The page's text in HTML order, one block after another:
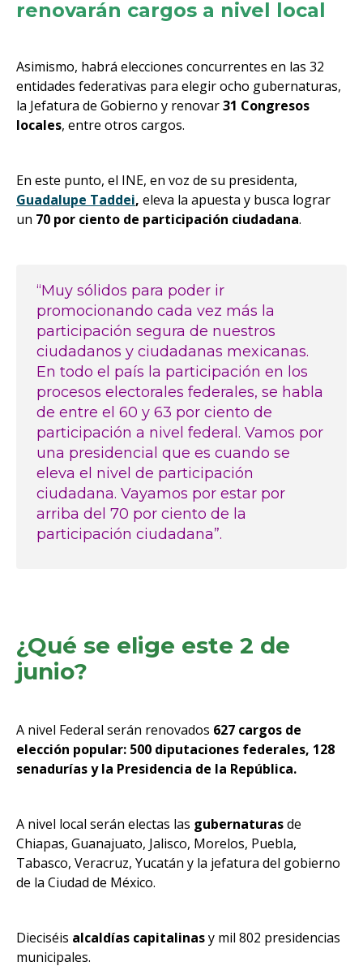
renovarán cargos a nivel local
Asimismo, habrá elecciones concurrentes en las 32
entidades federativas para elegir ocho gubernaturas,
la Jefatura de Gobierno y renovar31 Congresos
locales, entre otros cargos.
En este punto, el INE, en voz de su presidenta,
Guadalupe Taddei, eleva la apuesta y busca lograr
un 70 por ciento de participación ciudadana.
“Muy sólidos para poder ir
promocionando cada vez más la
participación segura de nuestros
ciudadanos y ciudadanas mexicanas.
En todo el país la participación en los
procesos electorales federales, se habla
de entre el 60 y 63 por ciento de
participación a nivel federal. Vamos por
una presidencial que es cuando se
eleva el nivel de participación
ciudadana. Vayamos por estar por
arriba del 70 por ciento de la
participación ciudadana”.
¿Qué se elige este 2 de
junio?
A nivel Federal serán renovados 627 cargos de
elección popular: 500 diputaciones federales, 128
senadurías y la Presidencia de la República.
A nivel local serán electas las gubernaturasde
Chiapas, Guanajuato, Jalisco, Morelos, Puebla,
Tabasco, Veracruz, Yucatán y la jefatura del gobierno
de la Ciudad de México.
Dieciséis alcaldías capitalinasy mil 802 presidencias
municipales.